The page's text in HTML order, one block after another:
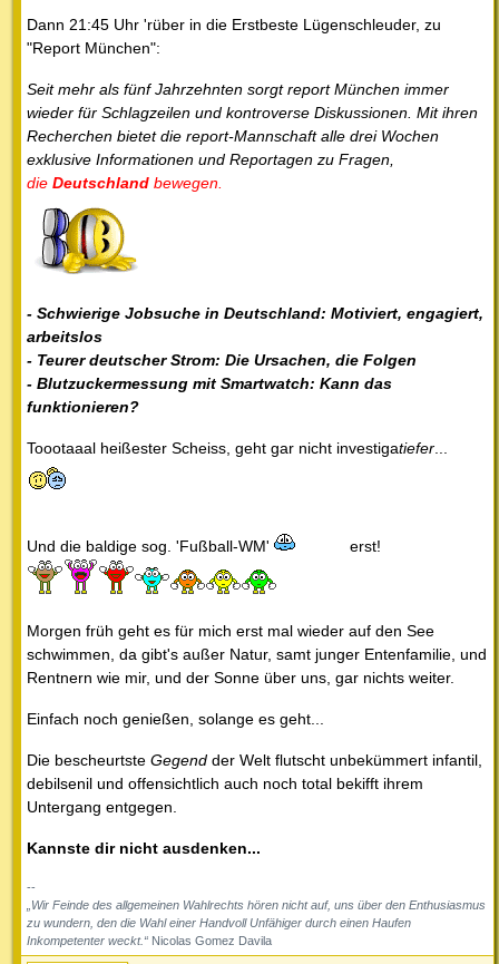
Dann 21:45 Uhr 'rüber in die Erstbeste Lügenschleuder, zu
"Report München":
Seit mehr als fünf Jahrzehnten sorgt report München immer
wieder für Schlagzeilen und kontroverse Diskussionen. Mit ihren
Recherchen bietet die report-Mannschaft alle drei Wochen
exklusive Informationen und Reportagen zu Fragen,
die Deutschland bewegen.
- Schwierige Jobsuche in Deutschland: Motiviert, engagiert,
arbeitslos
- Teurer deutscher Strom: Die Ursachen, die Folgen
- Blutzuckermessung mit Smartwatch: Kann das
funktionieren?
Toootaaal heißester Scheiss, geht gar nicht investigatiefer
Und die baldige sog. 'Fußball-WM' erst!
Morgen früh geht es für mich erst mal wieder auf den See
schwimmen, da gibt's außer Natur, samt junger Entenfamilie, und
Rentnern wie mir, und der Sonne über uns, gar nichts weiter.
Einfach noch genießen, solange es geht...
Die bescheurtste Gegend der Welt flutscht unbekümmert infantil,
debilsenil und offensichtlich auch noch total bekifft ihrem
Untergang entgegen.
Kannste dir nicht ausdenken...
--
„Wir Feinde des allgemeinen Wahlrechts hören nicht auf, uns über den Enthusiasmus
zu wundern, den die Wahl einer Handvoll Unfähiger durch einen Haufen
Inkompetenter weckt.“ Nicolas Gomez Davila